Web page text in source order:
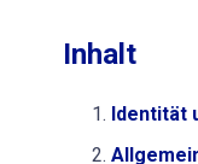
Inhalt
Identität